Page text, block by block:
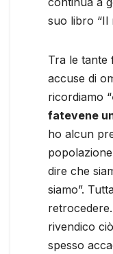
suo libro “Il
Tra le tante
accuse di
ricordiamo “
fatevene
ho alcun
dire che
siamo”.
rivendico
spesso